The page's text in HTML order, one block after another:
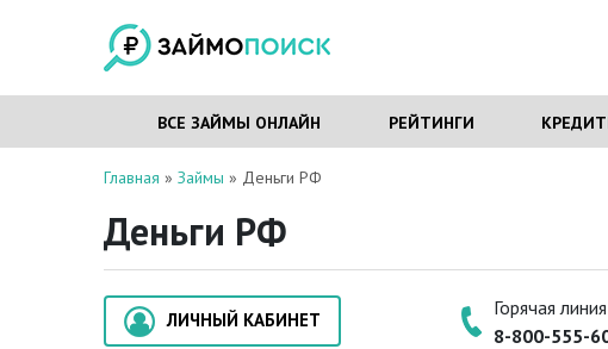
ВСЕ ЗАЙМЫ ОНЛАЙН РЕЙТИНГИ
Главная » Займы » Деньги РФ
Деньги РФ
ЛИЧНЫЙ КАБИНЕТ
Горячая линия
8-800-555-